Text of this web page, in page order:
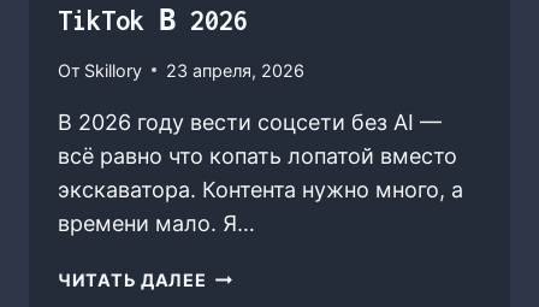
TikTok В 2026
От Skillory 23 апреля, 2026
В 2026 году вести соцсети без AI —
всё равно что копать лопатой вместо
экскаватора. Контента нужно много, а
времени мало. Я…
ЧИТАТЬ ДАЛЕЕ ОБЗОР: